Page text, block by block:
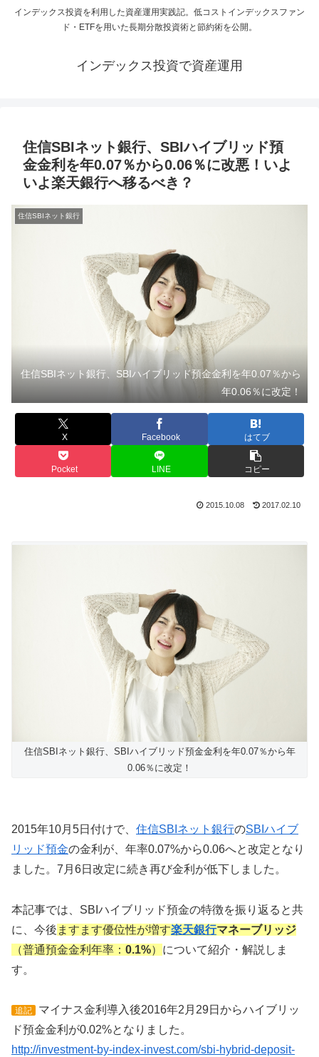
インデックス投資を利用した資産運用実践記。低コストインデックスファン
ド・ETFを用いた長期分散投資術と節約術を公開。
インデックス投資で資産運用
住信SBIネット銀行、SBIハイブリッド預
金金利を年0.07％から0.06％に改悪！いよ
いよ楽天銀行へ移るべき？
住信SBIネット銀行
住信SBIネット銀行、SBIハイブリッド預金金利を年0.07％から
年0.06％に改定！
X Facebook はてブ
Pocket LINE コピー
2015.10.08 2017.02.10
住信SBIネット銀行、SBIハイブリッド預金金利を年0.07％から年
0.06％に改定！
2015年10月5日付けで、 住信SBIネット銀行のSBIハイブ
リッド預金の金利が、年率0.07%から0.06へと改定となり
ました。7月6日改定に続き再び金利が低下しました。
本記事では、SBIハイブリッド預金の特徴を振り返ると共
に、今後 ますます優位性が増す楽天銀行マネーブリッジ
（普通預金金利年率： 0.1%） について紹介・解説しま
す。
追記
マイナス金利導入後2016年2月29日からハイブリッ
ド預金金利が0.02%となりました。
http://investment-by-index-invest.com/sbi-hybrid-deposit-